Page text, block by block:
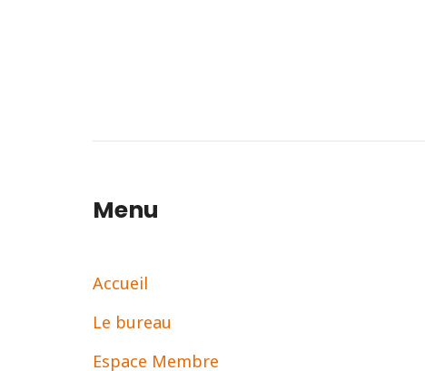
Menu
Accueil
Le bureau
Espace Membre